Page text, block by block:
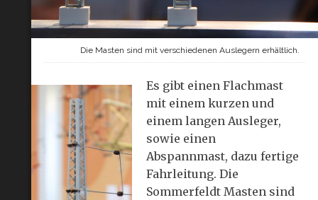
Die Masten sind mit verschiedenen Auslegern erhältlich.
Es gibt einen Flachmast
mit einem kurzen und
einem langen Ausleger,
sowie einen
Abspannmast, dazu fertige
Fahrleitung. Die
Sommerfeldt Masten sind